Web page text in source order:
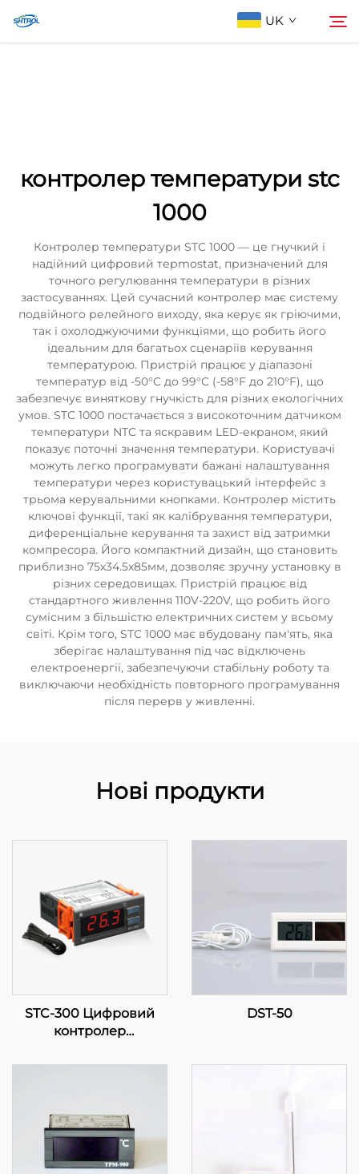
UK
Зв'яжіться з нами
контролер температури stc
1000
Контролер температури STC 1000 — це гнучкий і
надійний цифровий терmostat, призначений для
точного регулювання температури в різних
застосуваннях. Цей сучасний контролер має систему
подвійного релейного виходу, яка керує як гріючими,
так і охолоджуючими функціями, що робить його
ідеальним для багатьох сценаріїв керування
температурою. Пристрій працює у діапазоні
температур від -50°C до 99°C (-58°F до 210°F), що
забезпечує виняткову гнучкість для різних екологічних
умов. STC 1000 постачається з високоточним датчиком
температури NTC та яскравим LED-екраном, який
показує поточні значення температури. Користувачі
можуть легко програмувати бажані налаштування
температури через користувацький інтерфейс з
трьома керувальними кнопками. Контролер містить
ключові функції, такі як калібрування температури,
диференціальне керування та захист від затримки
компресора. Його компактний дизайн, що становить
приблизно 75x34.5x85мм, дозволяє зручну установку в
різних середовищах. Пристрій працює від
стандартного живлення 110V-220V, що робить його
сумісним з більшістю електричних систем у всьому
світі. Крім того, STC 1000 має вбудовану пам'ять, яка
зберігає налаштування під час відключень
електроенергії, забезпечуючи стабільну роботу та
виключаючи необхідність повторного програмування
після перерв у живленні.
Нові продукти
STC-300 Цифровий
контролер
та функціональність
температурою
DST-50